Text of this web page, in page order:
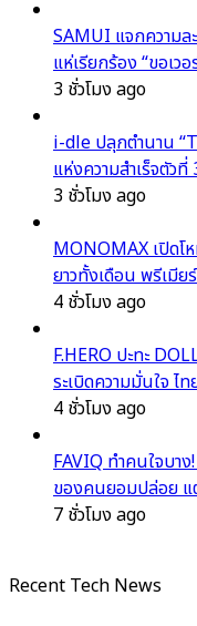
SAMUI แจกความล
แห่เรียกร้อง “ขอเว
3 ชั่วโมง ago
i-dle ปลุกตำนาน
แห่งความสำเร็จตัวที่
3 ชั่วโมง ago
MONOMAX เปิดโ
ยาวทั้งเดือน พรีเมี
4 ชั่วโมง ago
F.HERO ปะทะ
ระเบิดความมั่นใจ ไ
4 ชั่วโมง ago
FAVIQ ทำคนใจบา
ของคนยอมปล่อย แ
7 ชั่วโมง ago
Recent Tech News